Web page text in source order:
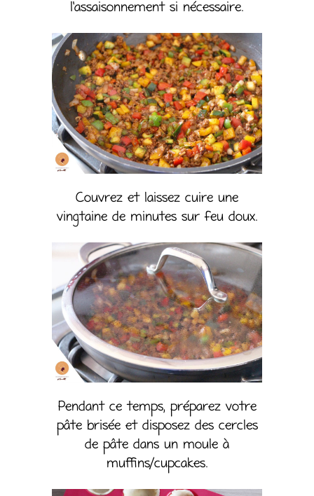
l’assaisonnement si nécessaire.
Couvrez et laissez cuire une
vingtaine de minutes sur feu doux.
Pendant ce temps, préparez votre
pâte brisée et disposez des cercles
de pâte dans un moule à
muffins/cupcakes.